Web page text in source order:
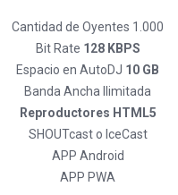
Cantidad de Oyentes 1.000
Bit Rate 128 KBPS
Espacio en AutoDJ 10 GB
Banda Ancha Ilimitada
Reproductores HTML5
SHOUTcast o IceCast
APP Android
APP PWA